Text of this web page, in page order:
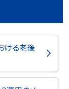
ける老後